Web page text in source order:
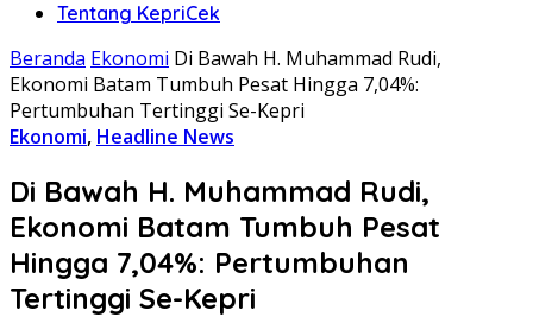
Tentang KepriCek
Beranda Ekonomi Di Bawah H. Muhammad Rudi,
Ekonomi Batam Tumbuh Pesat Hingga 7,04%:
Pertumbuhan Tertinggi Se-Kepri
Ekonomi, Headline News
Di Bawah H. Muhammad Rudi,
Ekonomi Batam Tumbuh Pesat
Hingga 7,04%: Pertumbuhan
Tertinggi Se-Kepri